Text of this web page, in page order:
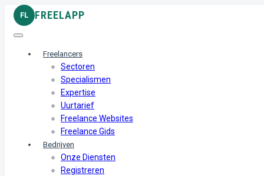
FL FREELAPP
Freelancers
Sectoren
Specialismen
Expertise
Uurtarief
Freelance Websites
Freelance Gids
Bedrijven
Onze Diensten
Registreren